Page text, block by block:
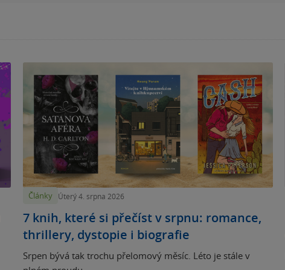
Články Úterý 4. srpna 2026
7 knih, které si přečíst v srpnu: romance,
thrillery, dystopie i biografie
Srpen bývá tak trochu přelomový měsíc. Léto je stále v